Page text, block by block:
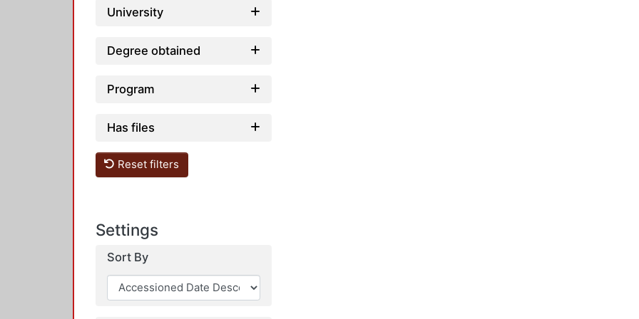
University
Degree obtained
Program
Has files
Reset filters
Settings
Sort By